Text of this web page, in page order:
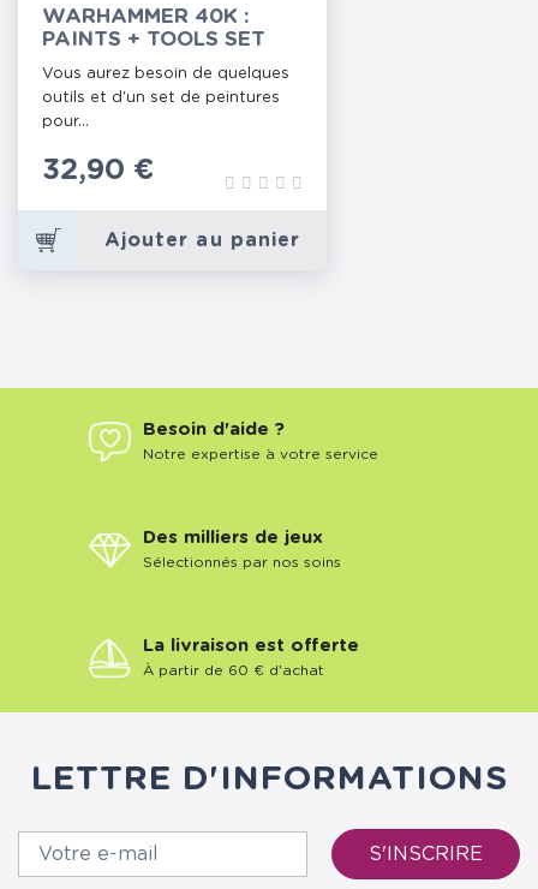
WARHAMMER 40K :
PAINTS + TOOLS SET
Vous aurez besoin de quelques
outils et d'un set de peintures
pour...
Prix
32,90 €
Ajouter au panier
Besoin d'aide ?
Notre expertise à votre service
Des milliers de jeux
Sélectionnés par nos soins
La livraison est offerte
À partir de 60 € d'achat
LETTRE D'INFORMATIONS